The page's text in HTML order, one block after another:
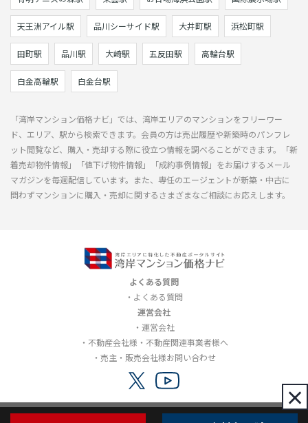
×
天王洲アイル駅 品川シーサイド駅 大井町駅 浜松町駅
田町駅 品川駅 大崎駅 五反田駅 高輪台駅
白金高輪駅 白金台駅
「湾岸マンション価格ナビ」では、湾岸エリアのマンションをフリーワー
ド、エリア、駅から検索できます。会員の方は売出履歴や新築時のパンフレ
ット閲覧など、購入・売却する際に役立つ情報を調べることができます。「新
着売却物件情報」「値下げ物件情報」「成約事例情報」をお届けするメール
マガジンを毎週配信しています。また、専任のエージェントが新築・中古に
問わずマンションに購入・売却に関するさまざまなご相談にお応えします。
よくある質問
よくある質問
運営会社
運営会社
不動産会社様・不動産関連事業者様へ
売主・販売会社様お問い合わせ